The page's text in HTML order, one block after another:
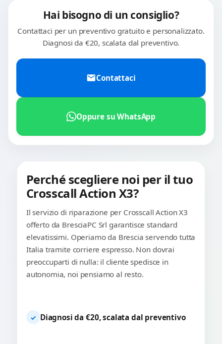
Hai bisogno di un consiglio?
Contattaci per un preventivo gratuito e personalizzato.
Diagnosi da €20, scalata dal preventivo.
Contattaci
Oppure su WhatsApp
Perché scegliere noi per il tuo
Crosscall Action X3?
Il servizio di riparazione per Crosscall Action X3
offerto da BresciaPC Srl garantisce standard
elevatissimi. Operiamo da Brescia servendo tutta
Italia tramite corriere espresso. Non dovrai
preoccuparti di nulla: il cliente spedisce in
autonomia, noi pensiamo al resto.
✓ Diagnosi da €20, scalata dal preventivo